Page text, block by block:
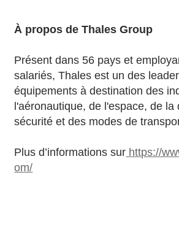
À propos de Thales Group
Présent dans 56 pays et
salariés, Thales est un des
équipements à destination des
l'aéronautique, de l'espace, de la
sécurité et des modes de
Plus d’informations sur https://
om/